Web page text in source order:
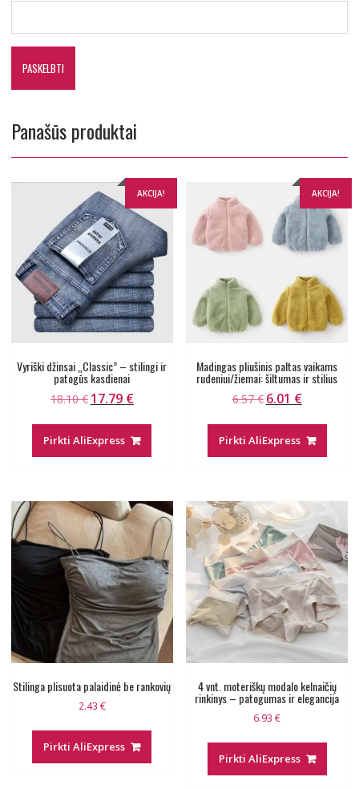
Panašūs produktai
AKCIJA!
Vyriški džinsai „Classic” – stilingi ir
patogūs kasdienai
18.10€ Original
18.10 €.
17.79 €Current
17.79 €.
Pirkti AliExpress
AKCIJA!
Madingas pliušinis paltas vaikams
rudeniui/žiemai: šiltumas ir stilius
6.57€ Original
6.57 €.
6.01 €Current
6.01 €.
Pirkti AliExpress
Stilinga plisuota palaidinė be rankovių
2.43 €
Pirkti AliExpress
4 vnt. moteriškų modalo kelnaičių
rinkinys – patogumas ir elegancija
6.93€
Pirkti AliExpress